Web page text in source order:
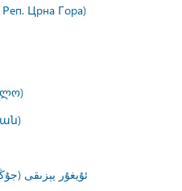
Реп. Црна Гора)
ئۇيغۇر يېزىقى